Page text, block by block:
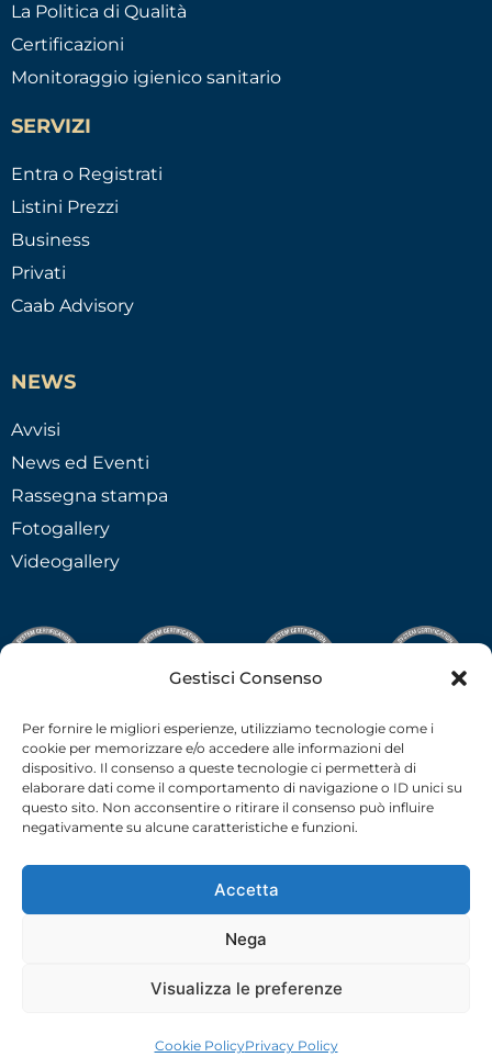
Gestisci Consenso
Per fornire le migliori esperienze, utilizziamo tecnologie come i
cookie per memorizzare e/o accedere alle informazioni del
dispositivo. Il consenso a queste tecnologie ci permetterà di
elaborare dati come il comportamento di navigazione o ID unici su
questo sito. Non acconsentire o ritirare il consenso può influire
negativamente su alcune caratteristiche e funzioni.
Accetta
Nega
Visualizza le preferenze
Cookie PolicyPrivacy Policy
La Politica di Qualità
Certificazioni
Monitoraggio igienico sanitario
SERVIZI
Entra o Registrati
Listini Prezzi
Business
Privati
Caab Advisory
NEWS
Avvisi
News ed Eventi
Rassegna stampa
Fotogallery
Videogallery
C.F.-P.I. 02538910379 all rights reserved © –
Privacy Policy– Cookie Policy